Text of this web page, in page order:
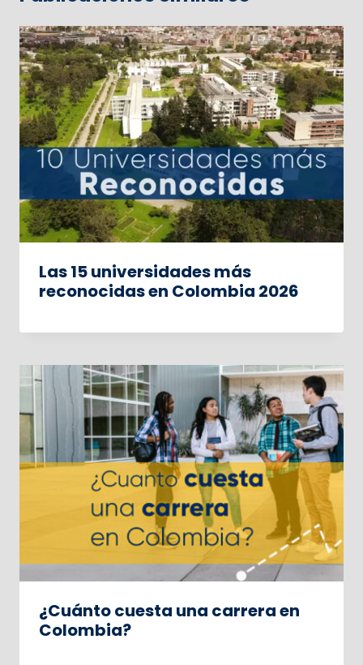
Las 15 universidades más
reconocidas en Colombia 2026
¿Cuánto cuesta una carrera en
Colombia?